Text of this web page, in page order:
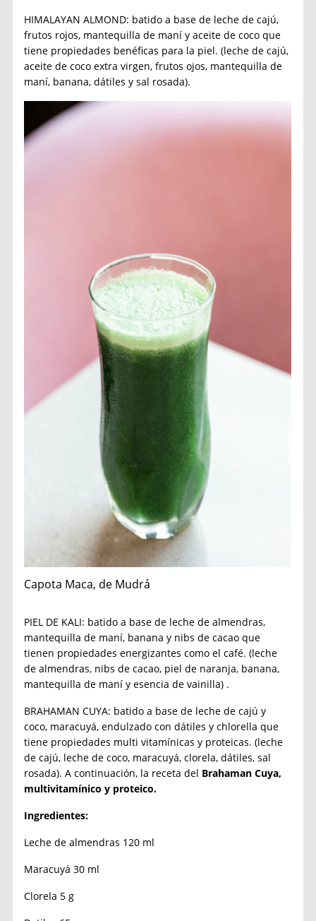
HIMALAYAN ALMOND: batido a base de leche de cajú,
frutos rojos, mantequilla de maní y aceite de coco que
tiene propiedades benéficas para la piel. (leche de cajú,
aceite de coco extra virgen, frutos ojos, mantequilla de
maní, banana, dátiles y sal rosada).
Capota Maca, de Mudrá
PIEL DE KALI: batido a base de leche de almendras,
mantequilla de maní, banana y nibs de cacao que
tienen propiedades energizantes como el café. (leche
de almendras, nibs de cacao, piel de naranja, banana,
mantequilla de maní y esencia de vainilla) .
BRAHAMAN CUYA: batido a base de leche de cajú y
coco, maracuyá, endulzado con dátiles y chlorella que
tiene propiedades multi vitamínicas y proteicas. (leche
de cajú, leche de coco, maracuyá, clorela, dátiles, sal
rosada). A continuación, la receta del Brahaman Cuya,
multivitamínico y proteico.
Ingredientes:
Leche de almendras 120 ml
Maracuyá 30 ml
Clorela 5 g